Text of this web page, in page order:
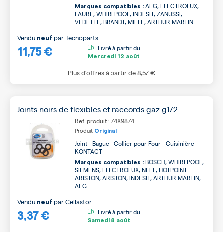
Marques compatibles : AEG, ELECTROLUX,
FAURE, WHIRLPOOL, INDESIT, ZANUSSI,
VEDETTE, BRANDT, MIELE, ARTHUR MARTIN ...
11,75 €
Vendu neuf parTecnoparts
Livré à partir du
Mercredi 12 août
Plus d’offres à partir de8,57 €
Joints noirs de flexibles et raccords gaz g1/2
Ref. produit : 74X9874
Produit Original
Joint - Bague - Collier pour Four - Cuisinière
KONTACT
Marques compatibles : BOSCH, WHIRLPOOL,
SIEMENS, ELECTROLUX, NEFF, HOTPOINT
ARISTON, ARISTON, INDESIT, ARTHUR MARTIN,
AEG ...
3,37 €
Vendu neuf parCellastor
Livré à partir du
Samedi 8 août